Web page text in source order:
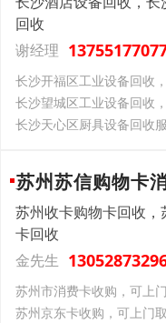
回收
谢经理
长沙开福区工业设备回收
长沙望城区工业设备回收
苏州苏信购物卡
苏州收卡购物卡回收
卡回收
金先生
苏州市消费卡收购，可上
苏州京东卡收购，可上门